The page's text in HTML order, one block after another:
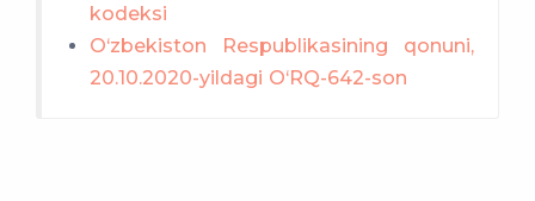
kodeksi
O‘zbekiston Respublikasining qonuni,
20.10.2020-yildagi O‘RQ-642-son